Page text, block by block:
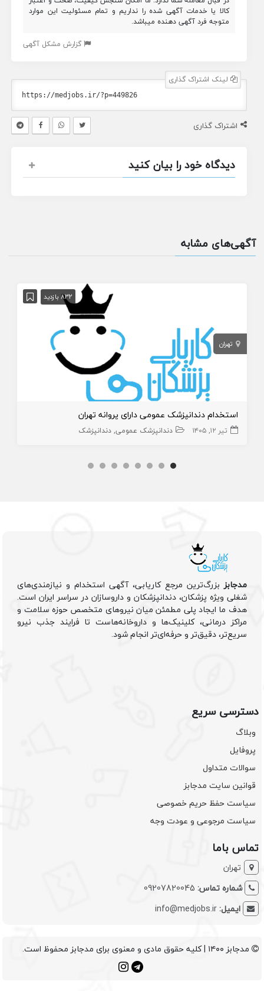
کالا یا خدمات آگهی شده را نداریم و تمام مسئولیت این موارد
متوجه فرد آگهی دهنده میباشد.
گزارش مشکل آگهی
لینک اشتراک گذاری
اشتراک گذاری
دیدگاه خود را بیان کنید
آگهی‌های مشابه
832 بازدید
تهران
استخدام دندانپزشک عمومی دارای پروانه تهران
تیر ۱۲, ۱۴۰۵ دندانپزشک عمومی دندانپزشک
مدجابزبزرگ‌ترین مرجع کاریابی، آگهی استخدام و نیازمندی‌های
شغلی ویژه پزشکان، دندانپزشکان و داروسازان در سراسر ایران است.
هدف ما ایجاد پلی مطمئن میان نیروهای متخصص حوزه سلامت و
مراکز درمانی، کلینیک‌ها و داروخانه‌هاست تا فرایند جذب نیرو
سریع‌تر، دقیق‌تر و حرفه‌ای‌تر انجام شود.
دسترسی سریع
وبلاگ
پروفایل
سوالات متداول
قوانین سایت مدجابز
سیاست حفظ حریم خصوصی
سیاست مرجوعی و عودت وجه
تماس باما
تهران
شماره تماس: 09207820045
ایمیل:info@medjobs.ir
مدجابز ۱۴۰۰ | کلیه حقوق مادی و معنوی برای مدجابز محفوظ است.